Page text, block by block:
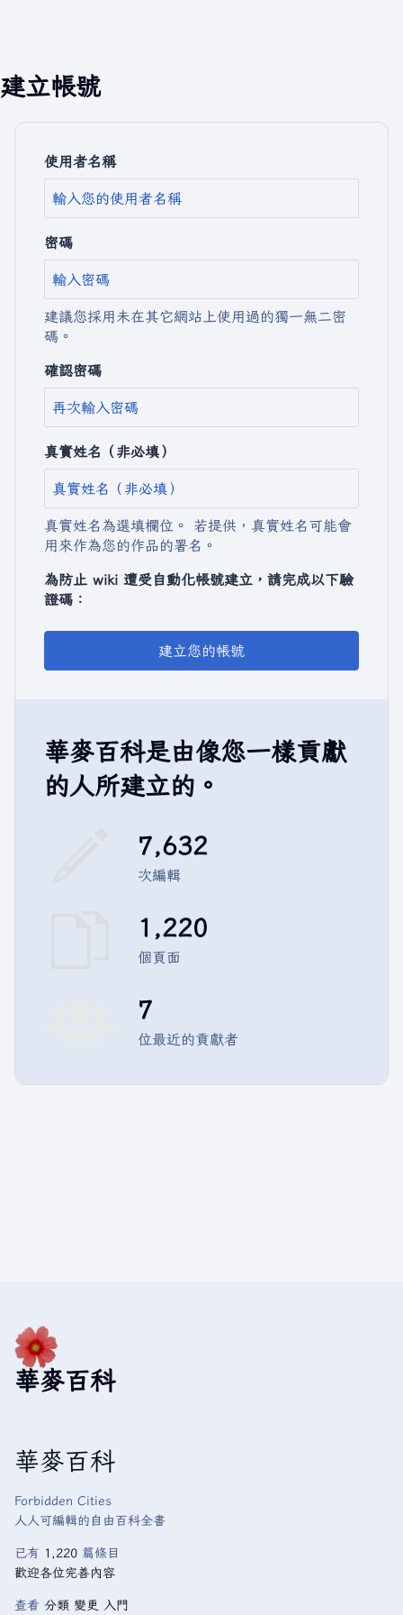
建立帳號
使用者名稱
密碼
建議您採用未在其它網站上使用過的獨一無二密
碼。
確認密碼
真實姓名（非必填）
真實姓名為選填欄位。 若提供，真實姓名可能會
用來作為您的作品的署名。
為防止 wiki 遭受自動化帳號建立，請完成以下驗
證碼：
建立您的帳號
華麥百科是由像您一樣貢獻
的人所建立的。
7,632
次編輯
1,220
個頁面
7
位最近的貢獻者
華麥百科
華麥百科
Forbidden Cities
人人可編輯的自由百科全書
已有 1,220 篇條目
歡迎各位完善內容
查看 分類 變更 入門